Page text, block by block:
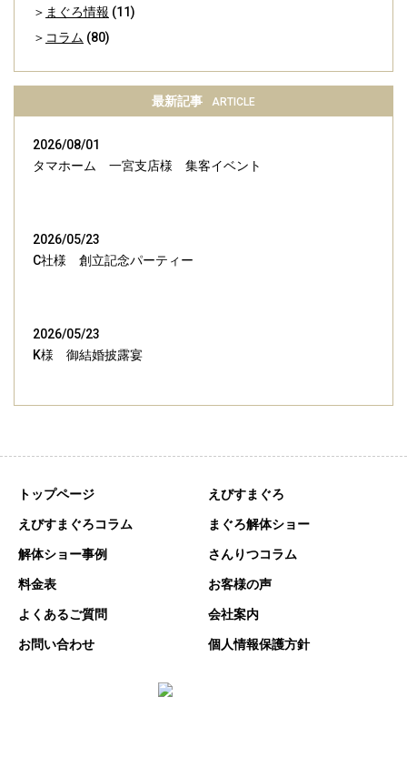
まぐろ情報 (11)
コラム (80)
最新記事 ARTICLE
2026/08/01
タマホーム 一宮支店様 集客イベント
2026/05/23
C社様 創立記念パーティー
2026/05/23
K様 御結婚披露宴
トップページ えびすまぐろ
えびすまぐろコラム まぐろ解体ショー
解体ショー事例 さんりつコラム
料金表 お客様の声
よくあるご質問 会社案内
お問い合わせ 個人情報保護方針